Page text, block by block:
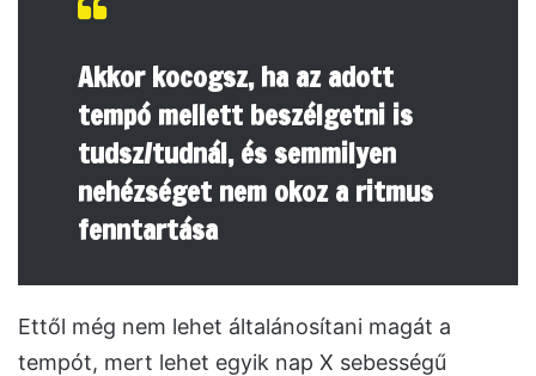
Akkor kocogsz, ha az adott
tempó mellett beszélgetni is
tudsz/tudnál, és semmilyen
nehézséget nem okoz a ritmus
fenntartása
Ettől még nem lehet általánosítani magát a
tempót, mert lehet egyik nap X sebességű